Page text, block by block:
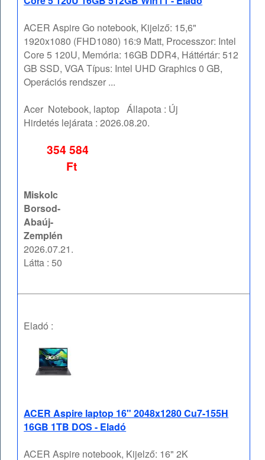
ACER Aspire Go notebook, Kijelző: 15,6"
1920x1080 (FHD1080) 16:9 Matt, Processzor: Intel
Core 5 120U, Memória: 16GB DDR4, Háttértár: 512
GB SSD, VGA Típus: Intel UHD Graphics 0 GB,
Operációs rendszer ...
Acer Notebook, laptop Állapota : Új
Hirdetés lejárata :2026.08.20.
354 584
Ft
Miskolc
Borsod-
Abaúj-
Zemplén
2026.07.21.
Látta : 50
Eladó :
ACER Aspire laptop 16" 2048x1280 Cu7-155H
16GB 1TB DOS - Eladó
ACER Aspire notebook, Kijelző: 16" 2K